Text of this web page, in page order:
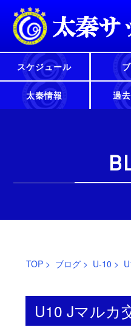
スケジュール
太秦情報 過
TOP> ブログ> U-10 >
U10 Jマルカ